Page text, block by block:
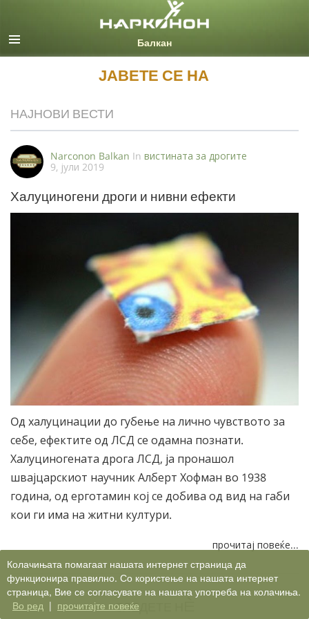
Macedonian
ЈАВЕТЕ СЕ НА
НАЈНОВИ ВЕСТИ
Narconon Balkan In вистината за дрогите
9, јули 2019
Халуциногени дроги и нивни ефекти
Oд халуцинации до губење на лично чувството за
себе, ефектите од ЛСД се одамна познати.
Халуциногената дрога ЛСД, ја пронашол
швајцарскиот научник Алберт Хофман во 1938
година, од ерготамин кој се добива од вид на габи
кои ги има на житни култури.
прочитај повеќе...
СЛЕДЕТЕ НÈ
Колачињата помагаат нашата интернет страница да
функционира правилно. Со користење на нашата интернет
страница, Вие се согласувате на нашата употреба на колачиња.
Во ред | прочитајте повеќе